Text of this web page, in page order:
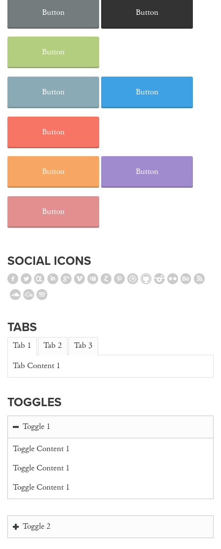
Button Button
Button
Button Button
Button
Button Button
Button
SOCIAL ICONS
TABS
Tab 1 Tab 2
Tab 3
Tab Content 1
TOGGLES
Toggle 1
Toggle Content 1
Toggle Content 1
Toggle Content 1
Toggle 2